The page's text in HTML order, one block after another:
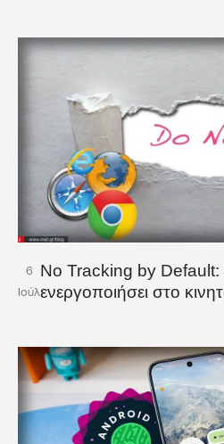
6
Ιούλ
No Tracking by
ενεργοποιήσει στο